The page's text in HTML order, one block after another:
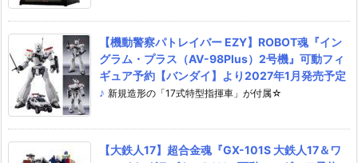
【機動警察パトレイバー EZY】ROBOT魂『イン
グラム・プラス（AV-98Plus）2号機』可動フィ
ギュア予約【バンダイ】より2027年1月発売予定
♪ 新規造形の「17式特型指揮車」が付属☆
【大鉄人17】超合金魂『GX-101S 大鉄人17＆ワ